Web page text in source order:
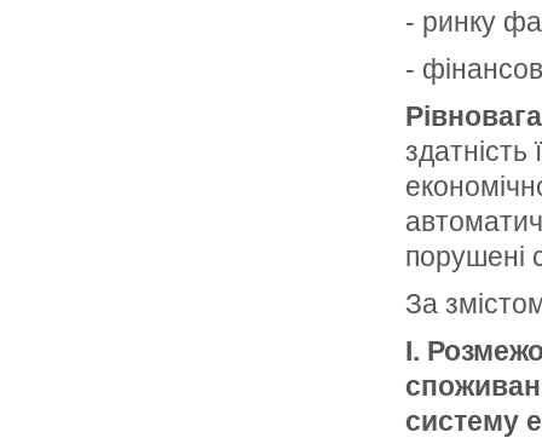
- ринку
-
порушені
За
I.
систему